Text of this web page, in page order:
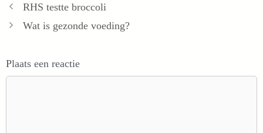
RHS testte broccoli
Wat is gezonde voeding?
Plaats een reactie